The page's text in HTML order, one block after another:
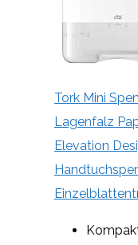
Tork Mini
Lagenfalz
Elevation